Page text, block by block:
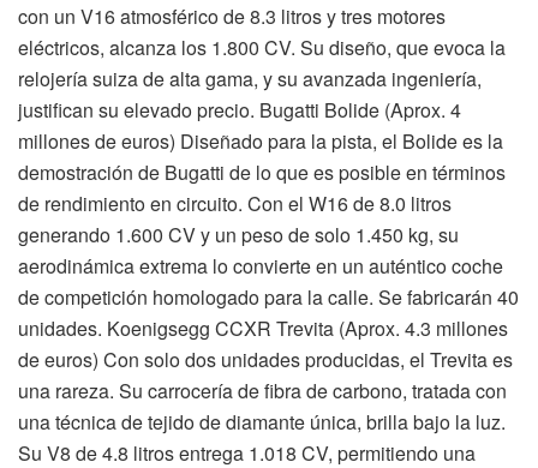
con un V16 atmosférico de 8.3 litros y tres motores
eléctricos, alcanza los 1.800 CV. Su diseño, que evoca la
relojería suiza de alta gama, y su avanzada ingeniería,
justifican su elevado precio. Bugatti Bolide (Aprox. 4
millones de euros) Diseñado para la pista, el Bolide es la
demostración de Bugatti de lo que es posible en términos
de rendimiento en circuito. Con el W16 de 8.0 litros
generando 1.600 CV y un peso de solo 1.450 kg, su
aerodinámica extrema lo convierte en un auténtico coche
de competición homologado para la calle. Se fabricarán 40
unidades. Koenigsegg CCXR Trevita (Aprox. 4.3 millones
de euros) Con solo dos unidades producidas, el Trevita es
una rareza. Su carrocería de fibra de carbono, tratada con
una técnica de tejido de diamante única, brilla bajo la luz.
Su V8 de 4.8 litros entrega 1.018 CV, permitiendo una